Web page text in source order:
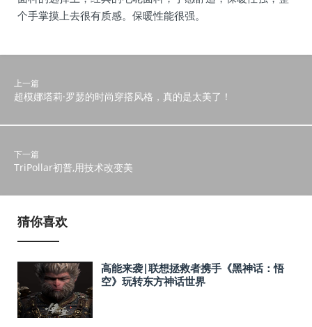
个手掌摸上去很有质感。保暖性能很强。
上一篇
超模娜塔莉·罗瑟的时尚穿搭风格，真的是太美了！
下一篇
TriPollar初普,用技术改变美
猜你喜欢
高能来袭|联想拯救者携手《黑神话：悟
空》玩转东方神话世界